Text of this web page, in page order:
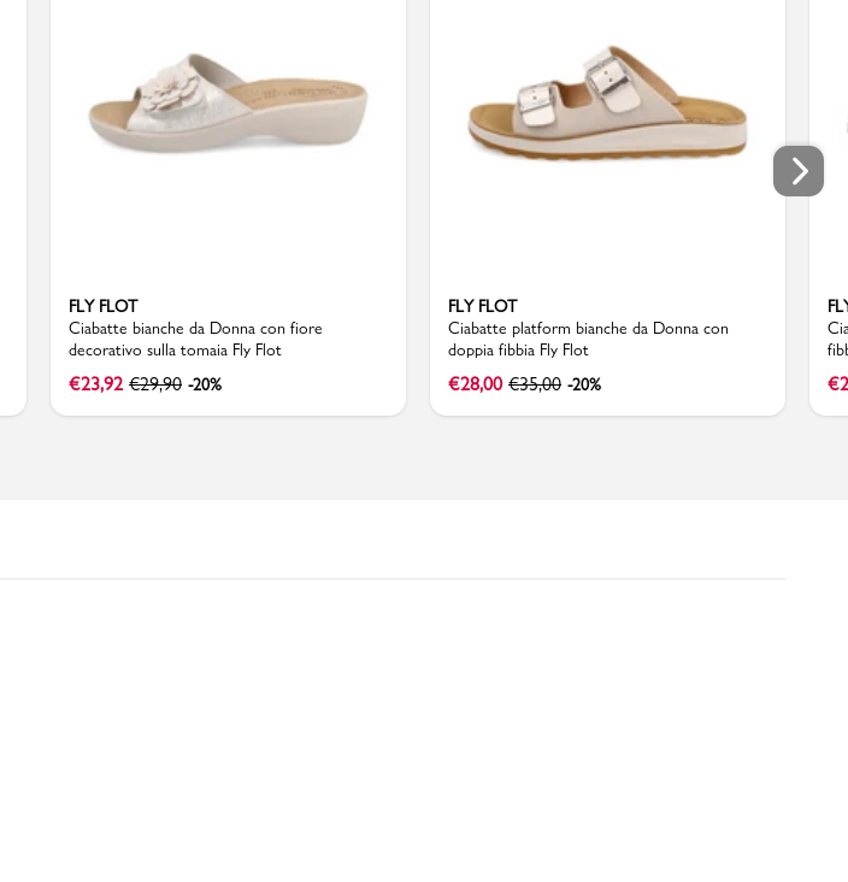
FLY FLOT
Ciabatte bianche da Donna con fiore
decorativo sulla tomaia Fly Flot
€23,92 €29,90 -20%
FLY FLOT
Ciabatte platform bianche da Donna con
doppia fibbia Fly Flot
€28,00 €35,00 -20% €